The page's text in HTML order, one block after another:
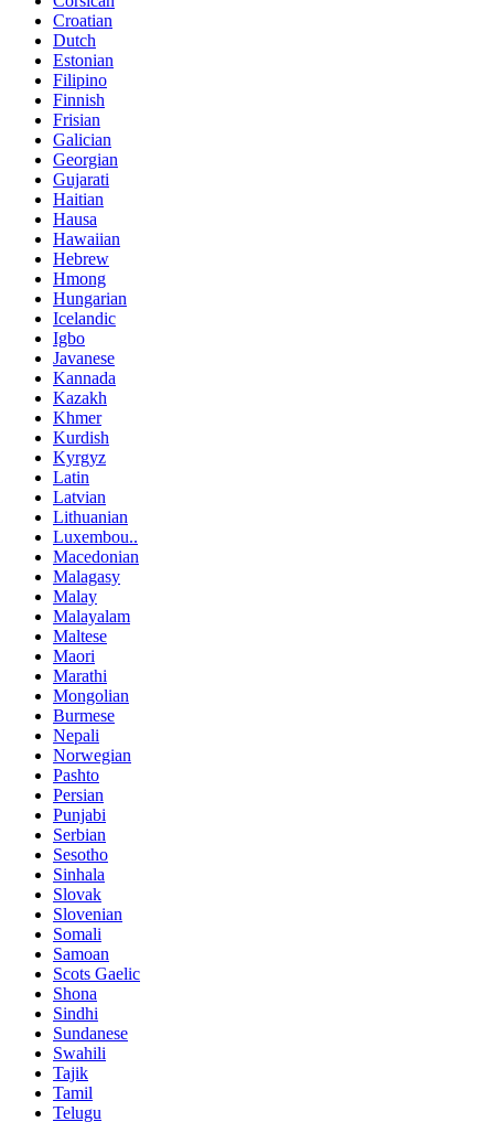
Croatian
Dutch
Estonian
Filipino
Finnish
Frisian
Galician
Georgian
Gujarati
Haitian
Hausa
Hawaiian
Hebrew
Hmong
Hungarian
Icelandic
Igbo
Javanese
Kannada
Kazakh
Khmer
Kurdish
Kyrgyz
Latin
Latvian
Lithuanian
Luxembou..
Macedonian
Malagasy
Malay
Malayalam
Maltese
Maori
Marathi
Mongolian
Burmese
Nepali
Norwegian
Pashto
Persian
Punjabi
Serbian
Sesotho
Sinhala
Slovak
Slovenian
Somali
Samoan
Scots Gaelic
Shona
Sindhi
Sundanese
Swahili
Tajik
Tamil
Telugu